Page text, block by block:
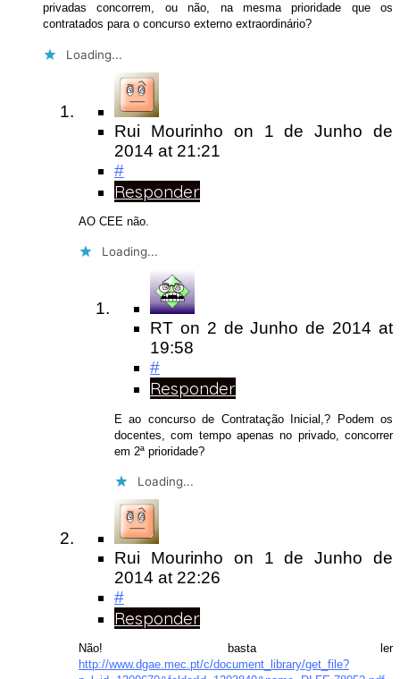
privadas concorrem, ou não, na mesma prioridade que os
contratados para o concurso externo extraordinário?
Loading...
Rui Mourinho on 1 de Junho de
2014 at 21:21
#
Responder
AO CEE não.
Loading...
RT on 2 de Junho de 2014at
19:58
#
Responder
E ao concurso de Contratação Inicial,? Podem os
docentes, com tempo apenas no privado, concorrer
em 2ª prioridade?
Loading...
Rui Mourinho on 1 de Junho de
2014 at 22:26
#
Responder
Não! basta ler
http://www.dgae.mec.pt/c/document_library/get_file?